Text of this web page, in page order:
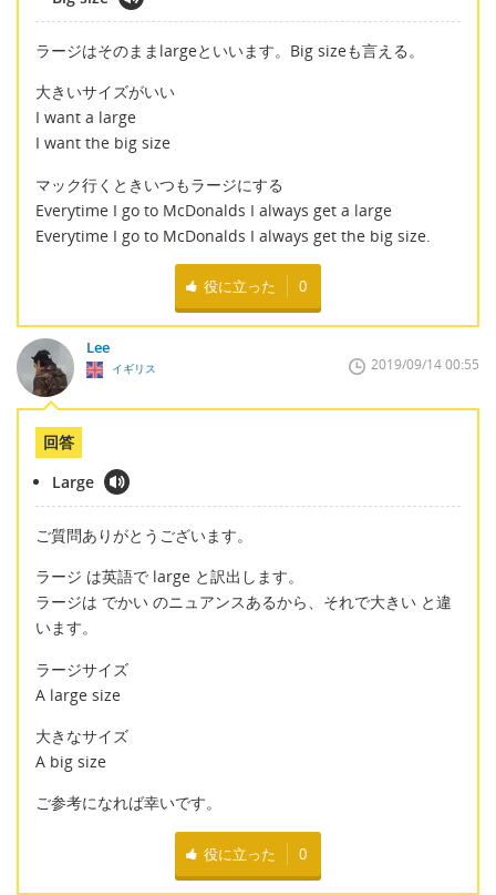
ラージはそのままlargeといいます。Big sizeも言える。
大きいサイズがいい
I want a large
I want the big size
マック行くときいつもラージにする
Everytime I go to McDonalds I always get a large
Everytime I go to McDonalds I always get the big size.
役に立った 0
Lee
イギリス 2019/09/14 00:55
回答
Large
ご質問ありがとうございます。
ラージ は英語で large と訳出します。
ラージは でかい のニュアンスあるから、それで大きい と違
います。
ラージサイズ
A large size
大きなサイズ
A big size
ご参考になれば幸いです。
役に立った 0